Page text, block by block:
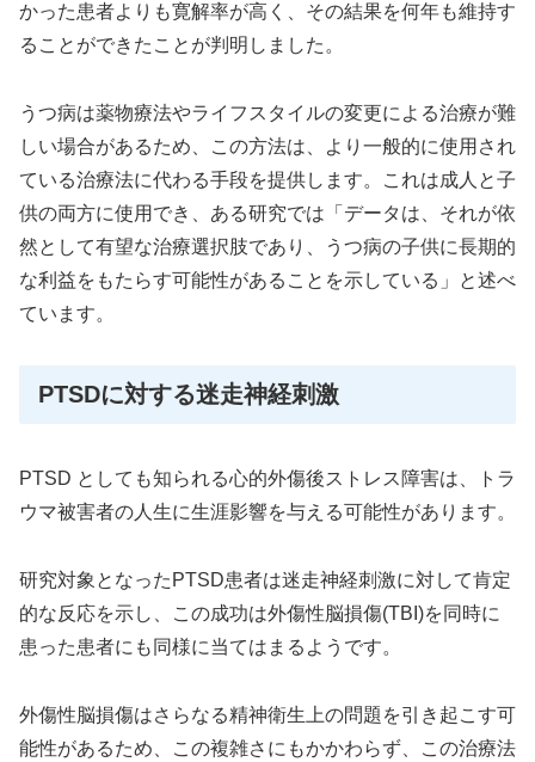
かった患者よりも寛解率が高く、その結果を何年も維持す
ることができたことが判明しました。
うつ病は薬物療法やライフスタイルの変更による治療が難
しい場合があるため、この方法は、より一般的に使用され
ている治療法に代わる手段を提供します。これは成人と子
供の両方に使用でき、ある研究では「データは、それが依
然として有望な治療選択肢であり、うつ病の子供に長期的
な利益をもたらす可能性があることを示している」と述べ
ています。
PTSDに対する迷走神経刺激
PTSD としても知られる心的外傷後ストレス障害は、トラ
ウマ被害者の人生に生涯影響を与える可能性があります。
研究対象となったPTSD患者は迷走神経刺激に対して肯定
的な反応を示し、この成功は外傷性脳損傷(TBI)を同時に
患った患者にも同様に当てはまるようです。
外傷性脳損傷はさらなる精神衛生上の問題を引き起こす可
能性があるため、この複雑さにもかかわらず、この治療法